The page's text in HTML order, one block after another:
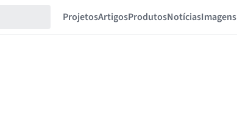
ProjetosArtigosProdutosNotíciasImagens